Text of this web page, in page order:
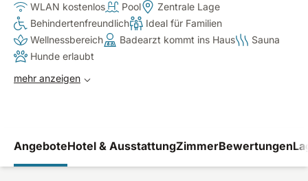
WLAN kostenlos Pool
Zentrale Lage
Behindertenfreundlich
Ideal für Familien
Wellnessbereich
Badearzt kommt ins Haus
Sauna
Hunde erlaubt
mehr anzeigen
AngeboteHotel & AusstattungZimmerBewertungen